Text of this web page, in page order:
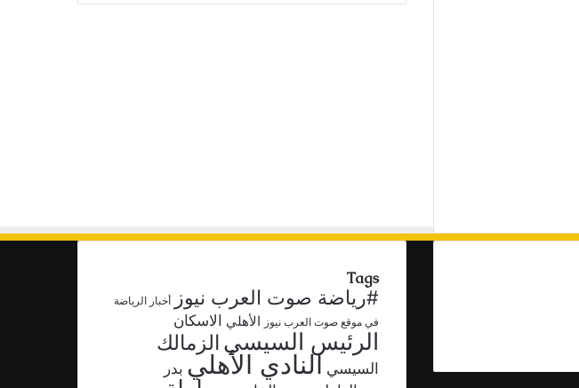
Tags
#رياضة صوت العرب نيوز
أخبار الرياضة
في موقع صوت العرب نيوز الأهلي الاسكان
الرئيس السيسي الزمالك
السيسي النادي الأهلي بدر